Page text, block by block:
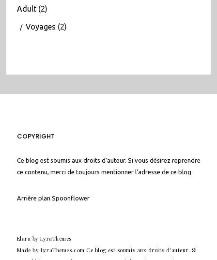
Adult(2)
Voyages (2)
COPYRIGHT
Ce blog est soumis aux droits d'auteur. Si vous désirez reprendre
ce contenu, merci de toujours mentionner l'adresse de ce blog.
Arrière plan Spoonflower
Elara by LyraThemes
Made by LyraThemes.com Ce blog est soumis aux droits d'auteur. Si